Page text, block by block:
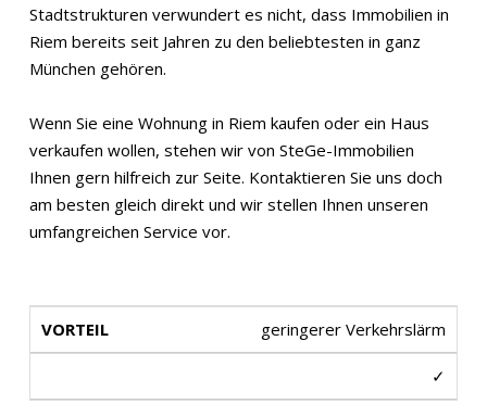
Stadtstrukturen verwundert es nicht, dass Immobilien in
Riem bereits seit Jahren zu den beliebtesten in ganz
München gehören.
Wenn Sie eine Wohnung in Riem kaufen oder ein Haus
verkaufen wollen, stehen wir von SteGe-Immobilien
Ihnen gern hilfreich zur Seite. Kontaktieren Sie uns doch
am besten gleich direkt und wir stellen Ihnen unseren
umfangreichen Service vor.
geringerer Verkehrslärm
✓